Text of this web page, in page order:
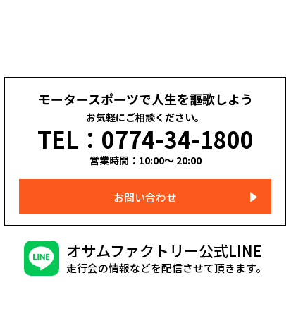
モータースポーツで人生を謳歌しよう
お気軽にご相談ください。
TEL：0774-34-1800
営業時間：10:00～ 20:00
お問い合わせ
オサムファクトリー公式LINE
走行会の情報などを配信させて頂きます。